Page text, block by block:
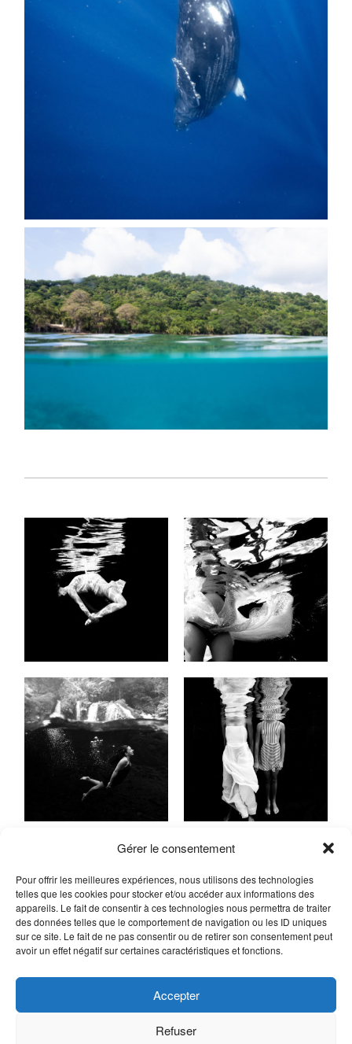
Gérer le consentement
Pour offrir les meilleures expériences, nous utilisons des technologies
telles que les cookies pour stocker et/ou accéder aux informations des
appareils. Le fait de consentir à ces technologies nous permettra de traiter
des données telles que le comportement de navigation ou les ID uniques
sur ce site. Le fait de ne pas consentir ou de retirer son consentement peut
avoir un effet négatif sur certaines caractéristiques et fonctions.
Accepter
Refuser